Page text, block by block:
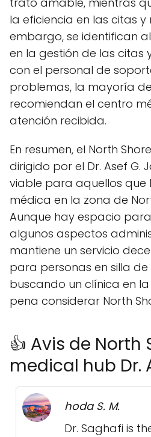
la eficiencia en las citas y
embargo, se identifican
en la gestión de las citas
con el personal de
problemas, la mayoría
recomiendan el centro
atención recibida.
En resumen, el North
dirigido por el Dr. Asef G.
viable para aquellos que
médica en la zona de
Aunque hay espacio
algunos aspectos
mantiene un servicio
para personas en silla de
buscando un clínica en
pena considerar North
👍 Avis de North
medical hub Dr.
hoda S. M.
Dr. Saghafi is